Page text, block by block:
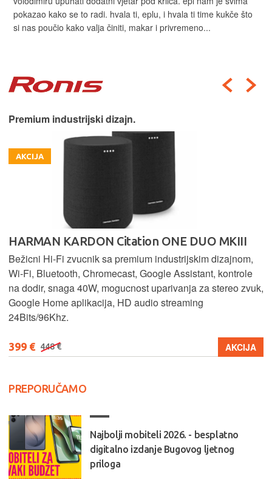
pokazao kako se to radi. hvala ti, eplu, i hvala ti time kukče što
si nas poučio kako valja činiti, makar i privremeno...
Premium industrijski dizajn.
AKCIJA
HARMAN KARDON Citation ONE DUO MKIII
Bežicni Hi-Fi zvucnik sa premium industrijskim dizajnom,
Wi-Fi, Bluetooth, Chromecast, Google Assistant, kontrole
na dodir, snaga 40W, mogucnost uparivanja za stereo zvuk,
Google Home aplikacija, HD audio streaming
24Bits/96Khz.
399 € 448 € AKCIJA
PREPORUČAMO
Najbolji mobiteli 2026. - besplatno
digitalno izdanje Bugovog ljetnog
priloga